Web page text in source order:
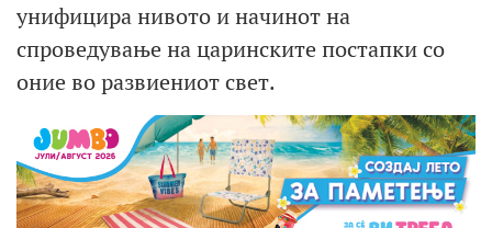
унифицира нивото и начинот на
спроведување на царинските постапки со
оние во развиениот свет.